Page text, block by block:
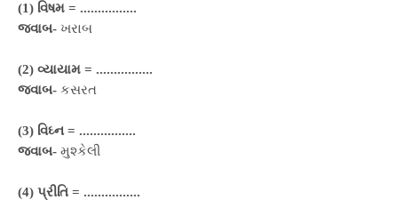
(1) વિષમ = ................
જવાબ- ખરાબ
(2) વ્યાયામ = ................
જવાબ- કસરત
(3) વિઘ્ન = ................
જવાબ- મુશ્કેલી
(4) પ્રીતિ = ................